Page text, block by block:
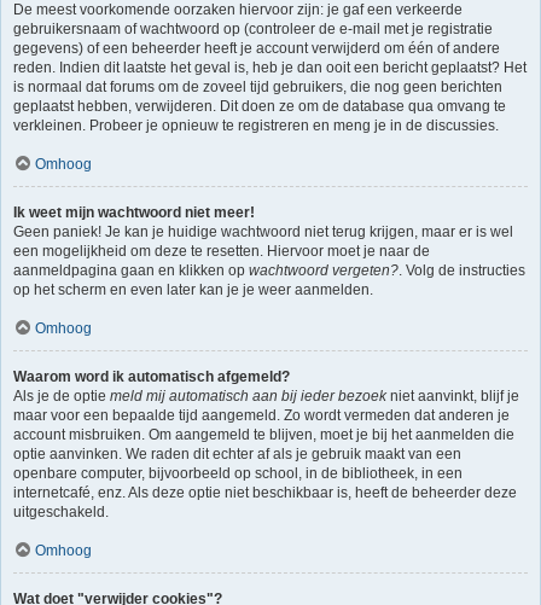
De meest voorkomende oorzaken hiervoor zijn: je gaf een verkeerde
gebruikersnaam of wachtwoord op (controleer de e-mail met je registratie
gegevens) of een beheerder heeft je account verwijderd om één of andere
reden. Indien dit laatste het geval is, heb je dan ooit een bericht geplaatst? Het
is normaal dat forums om de zoveel tijd gebruikers, die nog geen berichten
geplaatst hebben, verwijderen. Dit doen ze om de database qua omvang te
verkleinen. Probeer je opnieuw te registreren en meng je in de discussies.
Omhoog
Ik weet mijn wachtwoord niet meer!
Geen paniek! Je kan je huidige wachtwoord niet terug krijgen, maar er is wel
een mogelijkheid om deze te resetten. Hiervoor moet je naar de
aanmeldpagina gaan en klikken op wachtwoord vergeten?. Volg de instructies
op het scherm en even later kan je je weer aanmelden.
Omhoog
Waarom word ik automatisch afgemeld?
Als je de optie meld mij automatisch aan bij ieder bezoekniet aanvinkt, blijf je
maar voor een bepaalde tijd aangemeld. Zo wordt vermeden dat anderen je
account misbruiken. Om aangemeld te blijven, moet je bij het aanmelden die
optie aanvinken. We raden dit echter af als je gebruik maakt van een
openbare computer, bijvoorbeeld op school, in de bibliotheek, in een
internetcafé, enz. Als deze optie niet beschikbaar is, heeft de beheerder deze
uitgeschakeld.
Omhoog
Wat doet "verwijder cookies"?